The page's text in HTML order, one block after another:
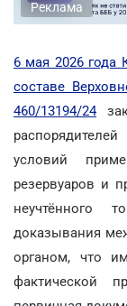
Реклама
6 мая 2026 года
составе
460/13194/24
условий
резервуаров и
неучтённого
доказывания
органом, что
фактической